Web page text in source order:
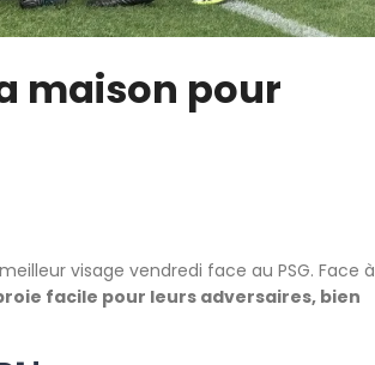
maison pour
visage vendredi face au PSG. Face à
proie facile pour leurs adversaires, bien